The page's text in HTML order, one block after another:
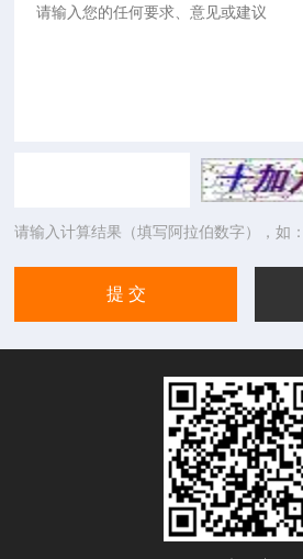
请输入计算结果（填写阿拉伯数字），如